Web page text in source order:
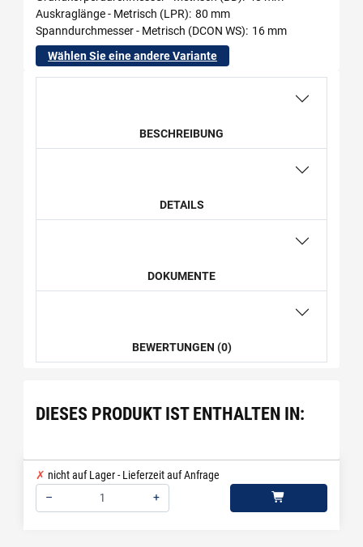
Auskraglänge - Metrisch (LPR) 80 mm
Spanndurchmesser - Metrisch (DCON WS)
16 mm
Wählen Sie eine andere Variante
BESCHREIBUNG
DETAILS
DOKUMENTE
BEWERTUNGEN (0)
DIESES PRODUKT IST ENTHALTEN IN:
nicht auf Lager - Lieferzeit auf Anfrage
–
+